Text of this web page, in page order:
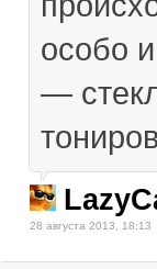
особо
—
28 августа 2013, 18:13